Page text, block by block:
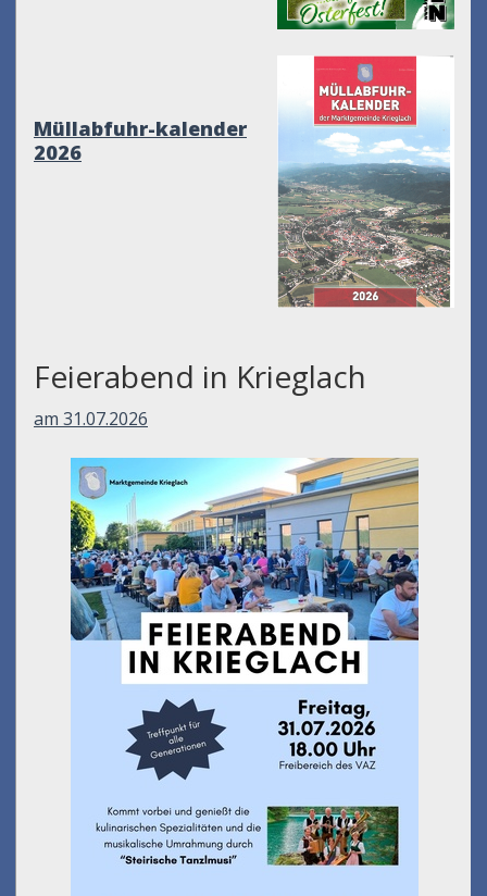
Müllabfuhr-kalender
2026
Feierabend in Krieglach
am 31.07.2026